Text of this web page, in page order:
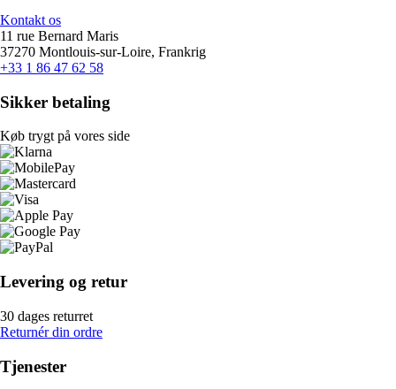
Kontakt os
11 rue Bernard Maris
37270 Montlouis-sur-Loire, Frankrig
+33 1 86 47 62 58
Sikker betaling
Køb trygt på vores side
Levering og retur
30 dages returret
Returnér din ordre
Tjenester